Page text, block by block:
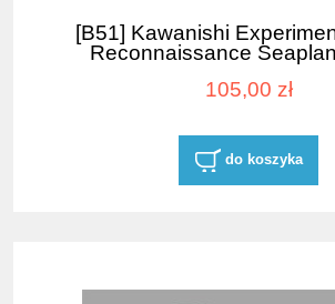
[B51] Kawanishi
Reconnaissance
105,00 zł
do koszyka